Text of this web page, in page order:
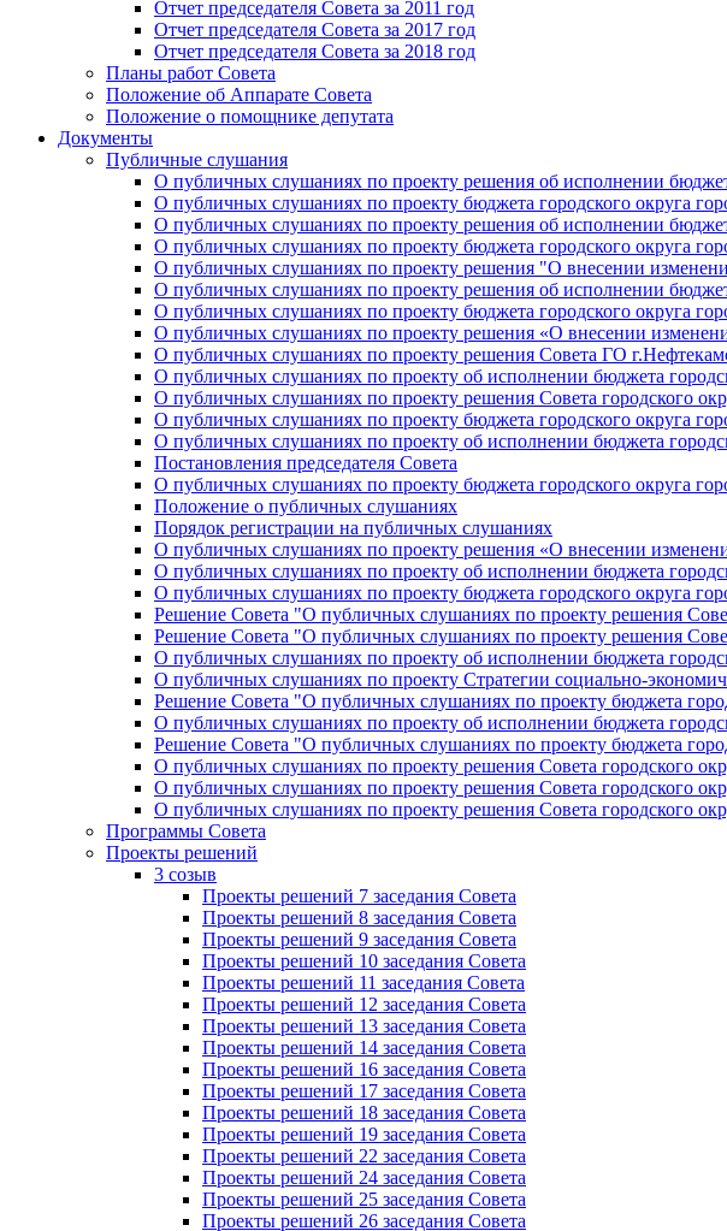
Отчет председателя Совета за 2011 год
Отчет председателя Совета за 2017 год
Отчет председателя Совета за 2018 год
Планы работ Совета
Положение об Аппарате Совета
Положение о помощнике депутата
Документы
Публичные слушания
О публичных слушаниях по проекту решения об исполнении
О публичных слушаниях по проекту бюджета городского округа
О публичных слушаниях по проекту решения об исполнении
О публичных слушаниях по проекту бюджета городского округа
О публичных слушаниях по проекту решения "О внесении
О публичных слушаниях по проекту решения об исполнении
О публичных слушаниях по проекту бюджета городского округа
О публичных слушаниях по проекту решения «О внесении
О публичных слушаниях по проекту решения Совета ГО
О публичных слушаниях по проекту об исполнении бюджета
О публичных слушаниях по проекту решения Совета городского
О публичных слушаниях по проекту бюджета городского округа
О публичных слушаниях по проекту об исполнении бюджета
Постановления председателя Совета
О публичных слушаниях по проекту бюджета городского округа
Положение о публичных слушаниях
Порядок регистрации на публичных слушаниях
О публичных слушаниях по проекту решения «О внесении
О публичных слушаниях по проекту об исполнении бюджета
О публичных слушаниях по проекту бюджета городского округа
Решение Совета "О публичных слушаниях по проекту решения
Решение Совета "О публичных слушаниях по проекту решения
О публичных слушаниях по проекту об исполнении бюджета
О публичных слушаниях по проекту Стратегии социально-
Решение Совета "О публичных слушаниях по проекту бюджета
О публичных слушаниях по проекту об исполнении бюджета
Решение Совета "О публичных слушаниях по проекту бюджета
О публичных слушаниях по проекту решения Совета городского
О публичных слушаниях по проекту решения Совета городского
О публичных слушаниях по проекту решения Совета городского
Программы Совета
Проекты решений
3 созыв
Проекты решений 7 заседания Совета
Проекты решений 8 заседания Совета
Проекты решений 9 заседания Совета
Проекты решений 10 заседания Совета
Проекты решений 11 заседания Совета
Проекты решений 12 заседания Совета
Проекты решений 13 заседания Совета
Проекты решений 14 заседания Совета
Проекты решений 16 заседания Совета
Проекты решений 17 заседания Совета
Проекты решений 18 заседания Совета
Проекты решений 19 заседания Совета
Проекты решений 22 заседания Совета
Проекты решений 24 заседания Совета
Проекты решений 25 заседания Совета
Проекты решений 26 заседания Совета